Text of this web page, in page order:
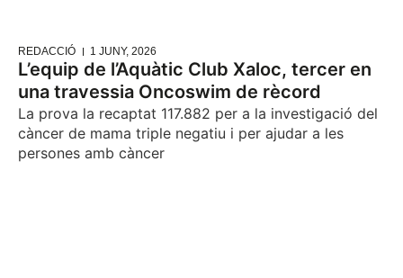
REDACCIÓ 1 JUNY, 2026
L’equip de l’Aquàtic Club Xaloc, tercer en
una travessia Oncoswim de rècord
La prova la recaptat 117.882 per a la investigació del
càncer de mama triple negatiu i per ajudar a les
persones amb càncer